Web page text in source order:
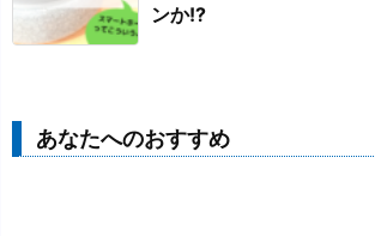
ンか!?
あなたへのおすすめ